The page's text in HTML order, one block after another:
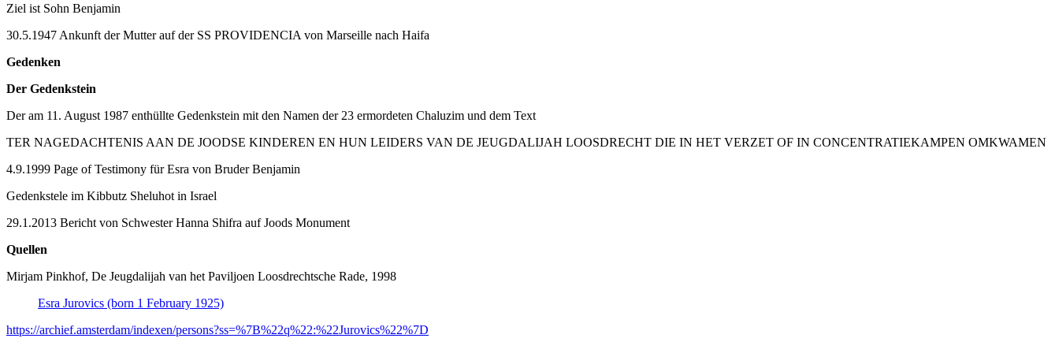
Ziel ist Sohn Benjamin
30.5.1947 Ankunft der Mutter auf der SS PROVIDENCIA von Marseille nach Haifa
Gedenken
Der Gedenkstein
Der am 11. August 1987 enthüllte Gedenkstein mit den Namen der 23 ermordeten Chaluzim und dem Text
TER NAGEDACHTENIS AAN DE JOODSE KINDEREN EN HUN LEIDERS VAN DE JEUGDALIJAH LOOSDRECHT DIE IN HET VERZET OF IN CONCENTRATIEKAMPEN OMKWAMEN
4.9.1999 Page of Testimony für Esra von Bruder Benjamin
Gedenkstele im Kibbutz Sheluhot in Israel
29.1.2013 Bericht von Schwester Hanna Shifra auf Joods Monument
Quellen
Mirjam Pinkhof, De Jeugdalijah van het Paviljoen Loosdrechtsche Rade, 1998
Esra Jurovics (born 1 February 1925)
https://archief.amsterdam/indexen/persons?ss=%7B%22q%22:%22Jurovics%22%7D